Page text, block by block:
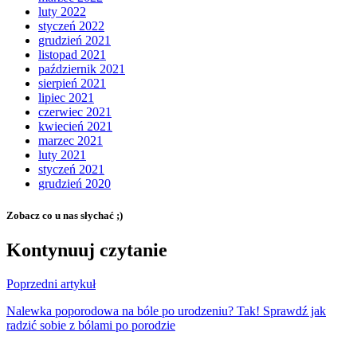
luty 2022
styczeń 2022
grudzień 2021
listopad 2021
październik 2021
sierpień 2021
lipiec 2021
czerwiec 2021
kwiecień 2021
marzec 2021
luty 2021
styczeń 2021
grudzień 2020
Zobacz co u nas słychać ;)
Kontynuuj czytanie
Poprzedni artykuł
Nalewka poporodowa na bóle po urodzeniu? Tak! Sprawdź jak
radzić sobie z bólami po porodzie